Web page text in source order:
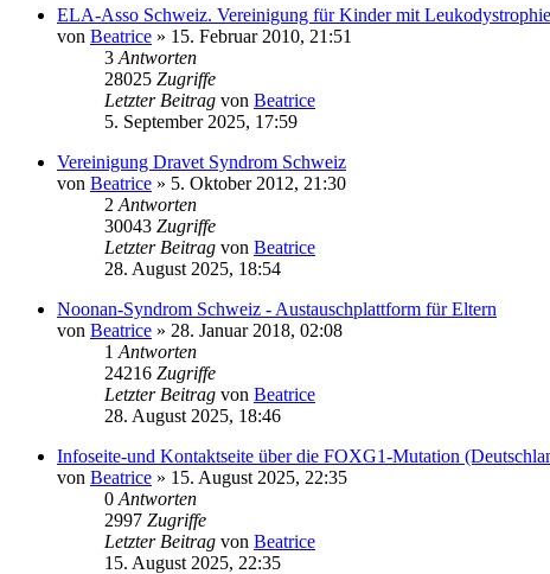
ELA-Asso Schweiz. Vereinigung für Kinder mit Leukodystrophie
von Beatrice » 15. Februar 2010, 21:51
3 Antworten
28025 Zugriffe
Letzter Beitrag von Beatrice
5. September 2025, 17:59
Vereinigung Dravet Syndrom Schweiz
von Beatrice » 5. Oktober 2012, 21:30
2 Antworten
30043 Zugriffe
Letzter Beitrag von Beatrice
28. August 2025, 18:54
Noonan-Syndrom Schweiz - Austauschplattform für Eltern
von Beatrice » 28. Januar 2018, 02:08
1 Antworten
24216 Zugriffe
Letzter Beitrag von Beatrice
28. August 2025, 18:46
Infoseite-und Kontaktseite über die FOXG1-Mutation
von Beatrice » 15. August 2025, 22:35
0 Antworten
2997 Zugriffe
Letzter Beitrag von Beatrice
15. August 2025, 22:35